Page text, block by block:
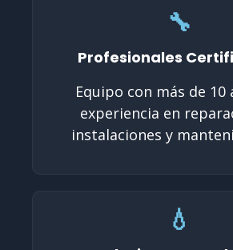
🔧
Profesionales
Equipo con más de 10
experiencia en
instalaciones y
💧